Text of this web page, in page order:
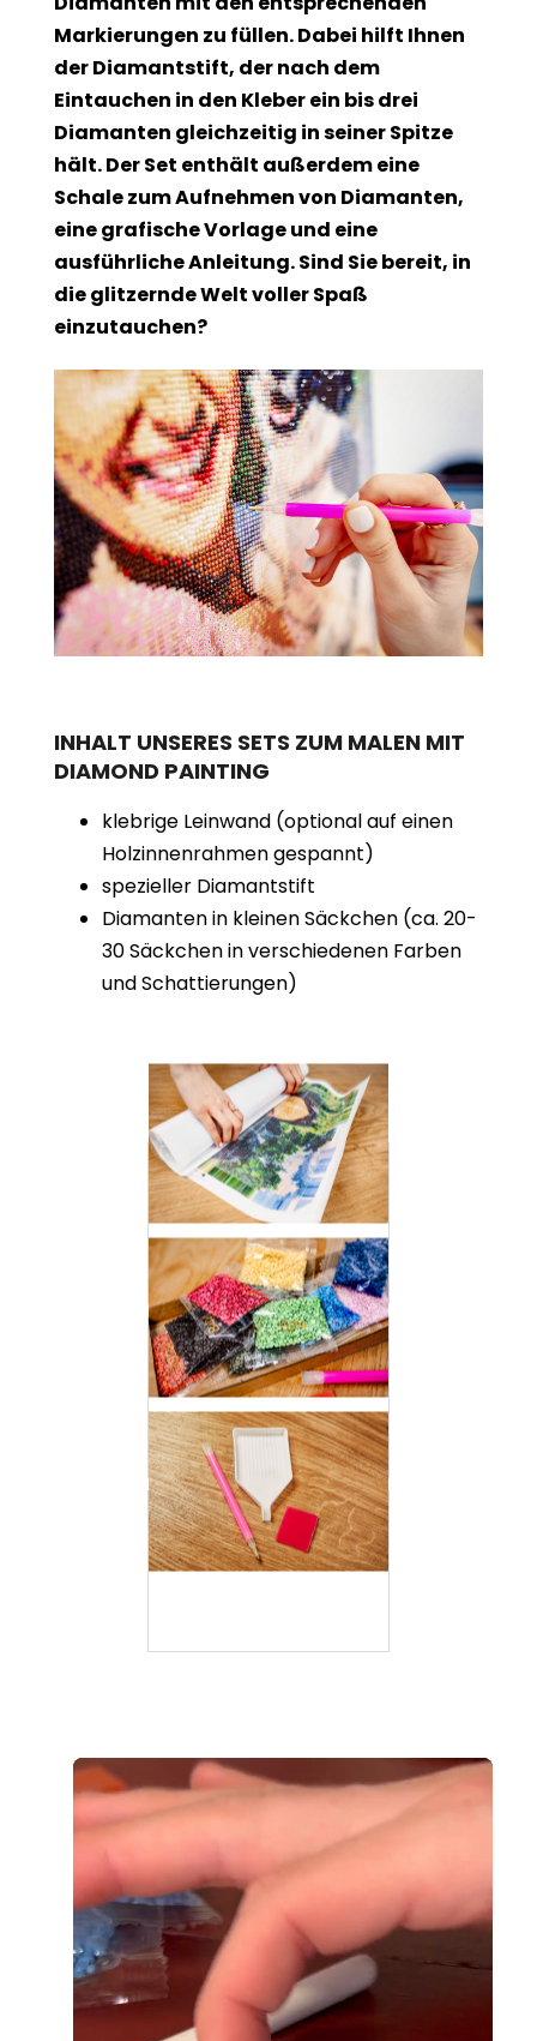
Markierungen zu füllen. Dabei hilft Ihnen
der Diamantstift, der nach dem
Eintauchen in den Kleber ein bis drei
Diamanten gleichzeitig in seiner Spitze
hält. Der Set enthält außerdem eine
Schale zum Aufnehmen von Diamanten,
eine grafische Vorlage und eine
ausführliche Anleitung. Sind Sie bereit, in
die glitzernde Welt voller Spaß
einzutauchen?
INHALT UNSERES SETS ZUM MALEN MIT
DIAMOND PAINTING
klebrige Leinwand (optional auf einen
Holzinnenrahmen gespannt)
spezieller Diamantstift
Diamanten in kleinen Säckchen (ca. 20-
30 Säckchen in verschiedenen Farben
und Schattierungen)